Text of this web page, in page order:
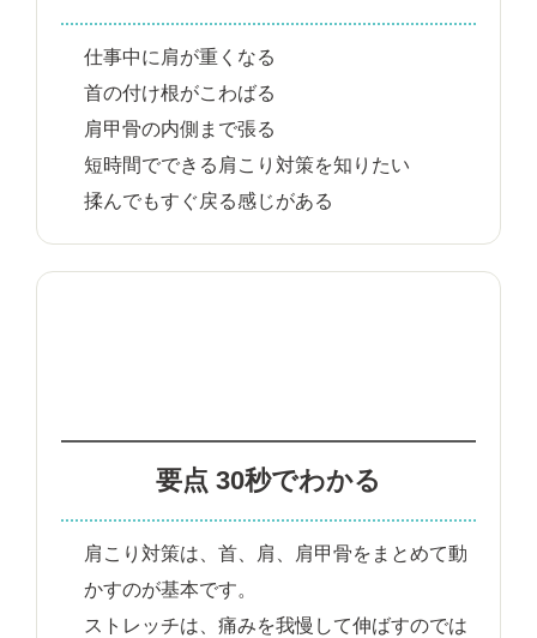
仕事中に肩が重くなる
首の付け根がこわばる
肩甲骨の内側まで張る
短時間でできる肩こり対策を知りたい
揉んでもすぐ戻る感じがある
要点 30秒でわかる
肩こり対策は、首、肩、肩甲骨をまとめて動
かすのが基本です。
ストレッチは、痛みを我慢して伸ばすのでは